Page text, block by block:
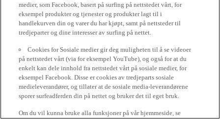
medier, som Facebook, basert på surfing på nettstedet vårt, for
eksempel produkter og tjenester og produkter lagt til i
handlekurven din og varer du har kjøpt, samt på nettsteder til
tredjeparter og dine interesser av surfing på nettet.
Cookies for Sosiale medier gir deg muligheten til å se videoer
på nettstedet vårt (via for eksempel YouTube), og også for at du
enkelt kan dele innhold fra nettstedet vårt på sosiale medier, for
eksempel Facebook. Disse er cookies av tredjeparts sosiale
medieleverandører, og tillater at de sosiale media-leverandørene
sporer surfeadferden din på nettet og bruker det til eget bruk.
Om du vil kunna bruke alla funksjoner på vår hjemmeside, se